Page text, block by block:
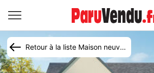
Retour à la liste Maison neuve Brécy (18220)